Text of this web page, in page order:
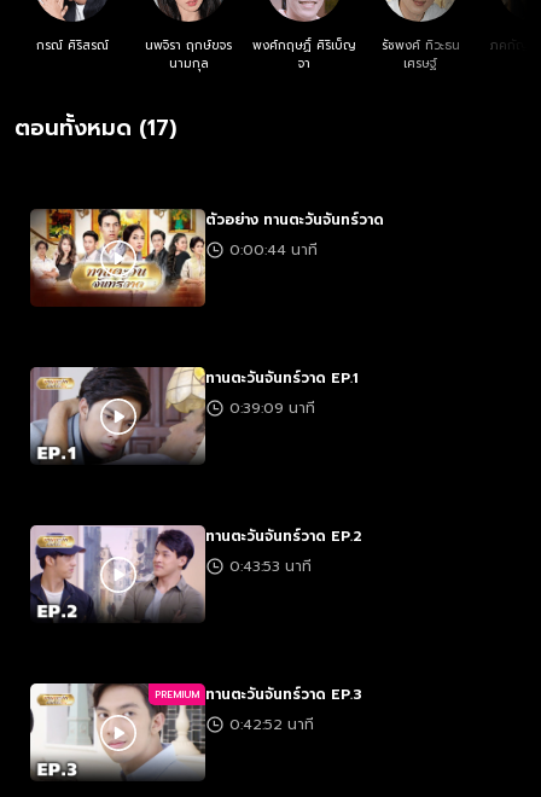
กรณ์ ศิริสรณ์
นพจิรา ฤกษ์ขจร
นามกุล
พงศ์กฤษฏิ์ ศิริเบ็ญ
จา
รัชพงศ์ ทิวะธน
เศรษฐ์
ภคกัญญ
ตอนทั้งหมด (17)
ตัวอย่าง ทานตะวันจันทร์วาด
0:00:44 นาที
ทานตะวันจันทร์วาด EP.1
0:39:09 นาที
ทานตะวันจันทร์วาด EP.2
0:43:53 นาที
PREMIUM ทานตะวันจันทร์วาด EP.3
0:42:52 นาที